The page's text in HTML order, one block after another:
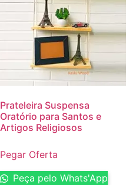
Prateleira Suspensa
Oratório para Santos e
Artigos Religiosos
Pegar Oferta
Peça pelo Whats'App